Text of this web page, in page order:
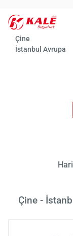
Çine
İstanbul Avrupa
Çine -